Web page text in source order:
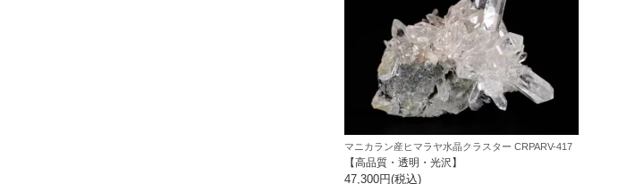
マニカラン産ヒマラヤ水晶クラスター CRPARV-417
【高品質・透明・光沢】
47,300円(税込)